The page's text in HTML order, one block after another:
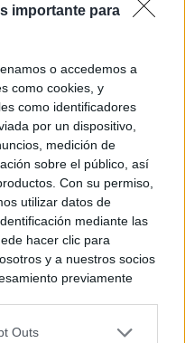
importante para
o accedemos a
como cookies, y
como identificadores
por un dispositivo,
medición de
sobre el público, así
Con su permiso,
utilizar datos de
mediante las
hacer clic para
y a nuestros socios
previamente
cuenta que algún
Outs